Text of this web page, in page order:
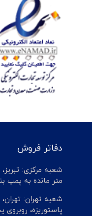
دفاتر فروش
متر مانده به پمپ
شعبه تهران:
پاستوریزه، روبروی